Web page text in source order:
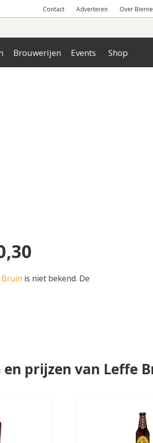
Contact Adverteren Over
Brouwerijen Events Shop
Bruin is niet bekend. De
prijzen van Leffe